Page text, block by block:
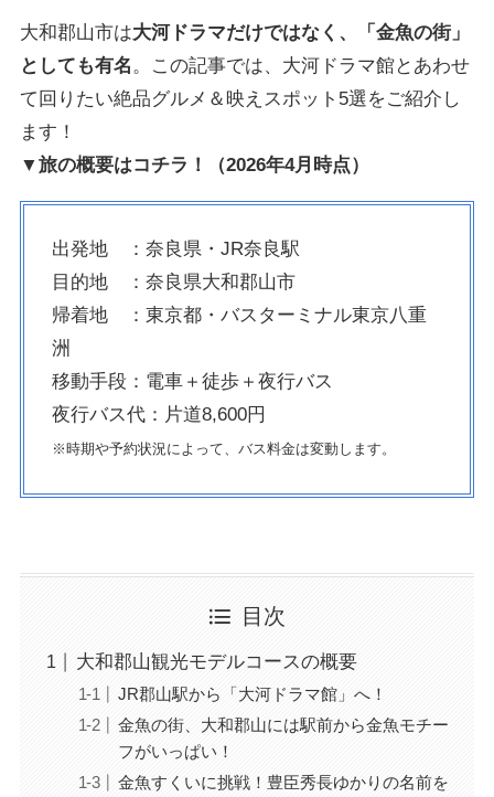
大和郡山市は大河ドラマだけではなく、「金魚の街」
としても有名 。この記事では、大河ドラマ館とあわせ
て回りたい絶品グルメ＆映えスポット5選をご紹介し
ます！
▼旅の概要はコチラ！（2026年4月時点）
出発地 ：奈良県・JR奈良駅
目的地 ：奈良県大和郡山市
帰着地 ：東京都・バスターミナル東京八重
洲
移動手段：電車＋徒歩＋夜行バス
夜行バス代：片道8,600円
※時期や予約状況によって、バス料金は変動します。
目次
大和郡山観光モデルコースの概要
JR郡山駅から「大河ドラマ館」へ！
金魚の街、大和郡山には駅前から金魚モチー
フがいっぱい！
金魚すくいに挑戦！豊臣秀長ゆかりの名前を